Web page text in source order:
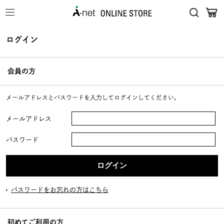
ログイン
会員の方
メールアドレスとパスワードを入力してログインしてください。
メールアドレス
パスワード
パスワードをお忘れの方はこちら
初めてご利用の方